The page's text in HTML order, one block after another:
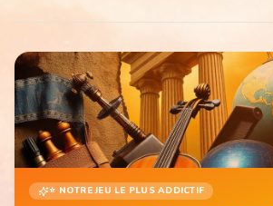
⭐ NOTRE JEU LE PLUS ADDICTIF